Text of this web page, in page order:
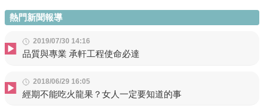
熱門新聞報導
2019/07/30 14:16
品質與專業 承軒工程使命必達
2018/06/29 16:05
經期不能吃火龍果？女人一定要知道的事